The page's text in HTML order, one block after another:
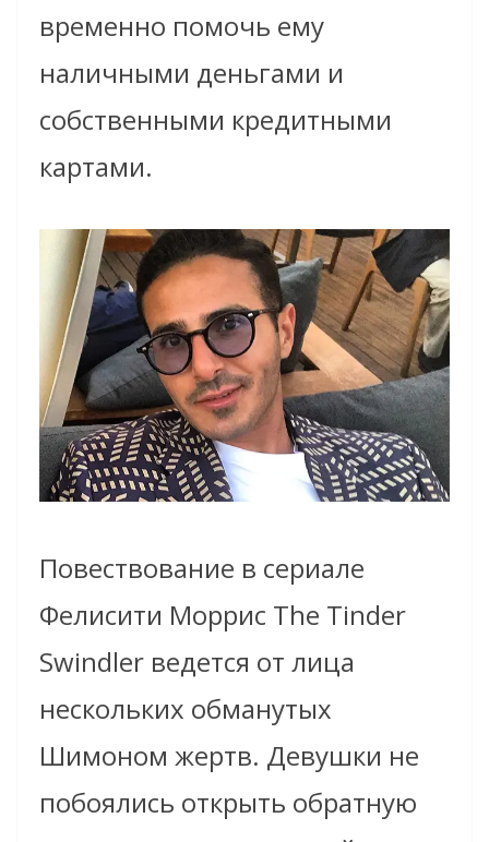
временно помочь ему
наличными деньгами и
собственными кредитными
картами.
Повествование в сериале
Фелисити Моррис The Tinder
Swindler ведется от лица
нескольких обманутых
Шимоном жертв. Девушки не
побоялись открыть обратную